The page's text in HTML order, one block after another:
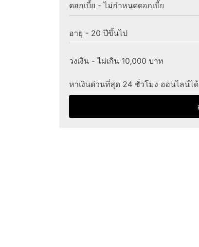
ดอกเบี้ย - ไม่กำหนดดอกเบี้ย
อายุ - 20 ปีขึ้นไป
วงเงิน - ไม่เกิน 10,000 บาท
หาเงินด่วนที่สุด 24 ชั่วโมง ออนไลน์ได้